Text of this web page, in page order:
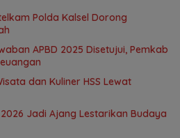
Polda Kalsel Dorong
APBD 2025 Disetujui, Pemkab
dan Kuliner HSS Lewat
Jadi Ajang Lestarikan Budaya